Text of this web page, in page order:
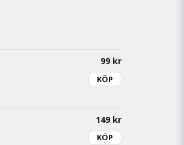
99 kr
KÖP
149 kr
KÖP